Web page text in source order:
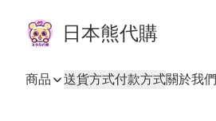
日本熊代購
商品 送貨方式付款方式關於我們